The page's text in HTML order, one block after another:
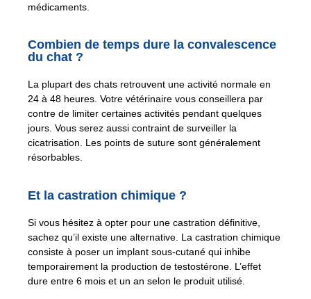
médicaments.
Combien de temps dure la convalescence
du chat ?
La plupart des chats retrouvent une activité normale en
24 à 48 heures. Votre vétérinaire vous conseillera par
contre de limiter certaines activités pendant quelques
jours. Vous serez aussi contraint de surveiller la
cicatrisation. Les points de suture sont généralement
résorbables.
Et la castration chimique ?
Si vous hésitez à opter pour une castration définitive,
sachez qu’il existe une alternative. La castration chimique
consiste à poser un implant sous-cutané qui inhibe
temporairement la production de testostérone. L’effet
dure entre 6 mois et un an selon le produit utilisé.